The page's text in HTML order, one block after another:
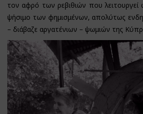
τον αφρό των ρεβιθιών που λειτουργεί
ψήσιμο των φημισμένων, απολύτως
– διάβαζε αργατένιων – ψωμιών της